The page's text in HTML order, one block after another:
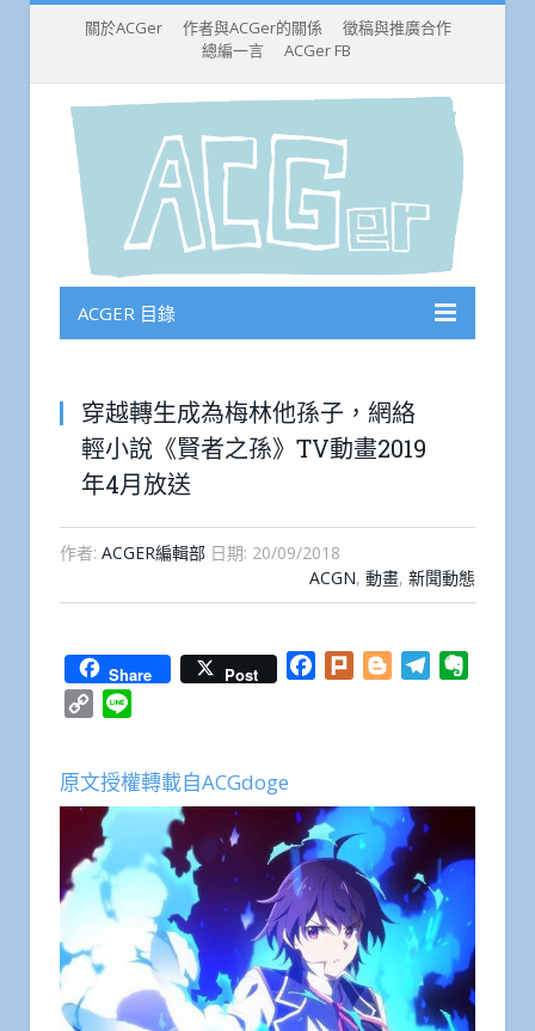
關於ACGer 作者與ACGer的關係
徵稿與推廣合作
總編一言
ACGer FB
ACGER 目錄
穿越轉生成為梅林他孫子，網絡
輕小說《賢者之孫》TV動畫2019
年4月放送
作者: ACGER編輯部 日期: 20/09/2018
ACGN, 動畫, 新聞動態
Share Post Facebook
Plurk BloggerTelegram
Copy
原文授權轉載自ACGdoge